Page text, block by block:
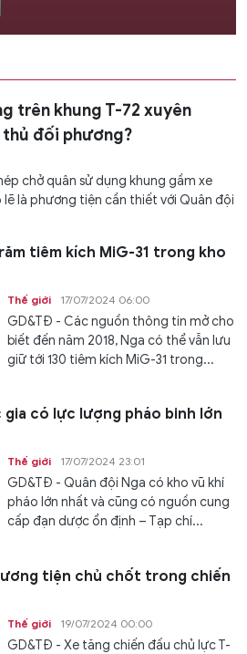
trên khung T-72 xuyên
đối phương?
chở quân sử dụng khung gầm xe
là phương tiện cần thiết với Quân đội
tiêm kích MiG-31 trong kho
Thế giới 17/07/2024 06:00
GD&TĐ - Các nguồn thông tin mở cho
biết đến năm 2018, Nga có thể vẫn lưu
giữ tới 130 tiêm kích MiG-31 trong...
có lực lượng pháo binh lớn
Thế giới 17/07/2024 23:01
GD&TĐ - Quân đội Nga có kho vũ khí
pháo lớn nhất và cũng có nguồn cung
cấp đạn dược ổn định – Tạp chí...
tiện chủ chốt trong chiến
Thế giới 19/07/2024 00:00
GD&TĐ - Xe tăng chiến đấu chủ lực T-